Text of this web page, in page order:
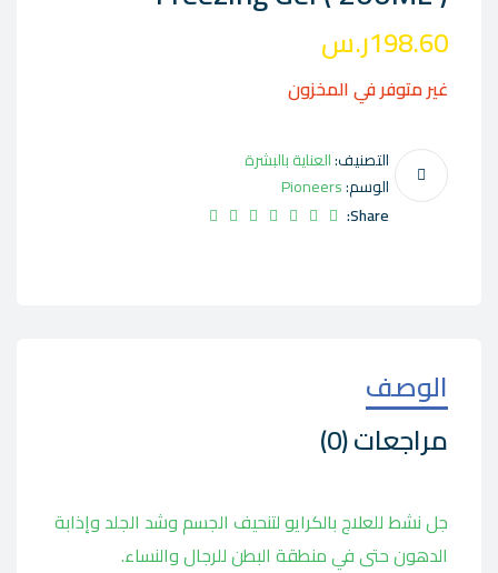
198.60ر.س
غير متوفر في المخزون
التصنيف:العناية بالبشرة
الوسم:Pioneers
Share:
الوصف
مراجعات (0)
جل نشط للعلاج بالكرايو لتنحيف الجسم وشد الجلد وإذابة
الدهون حتى في منطقة البطن للرجال والنساء.